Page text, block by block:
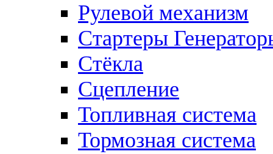
Рулевой механизм
Стартеры
Стёкла
Сцепление
Топливная система
Тормозная система